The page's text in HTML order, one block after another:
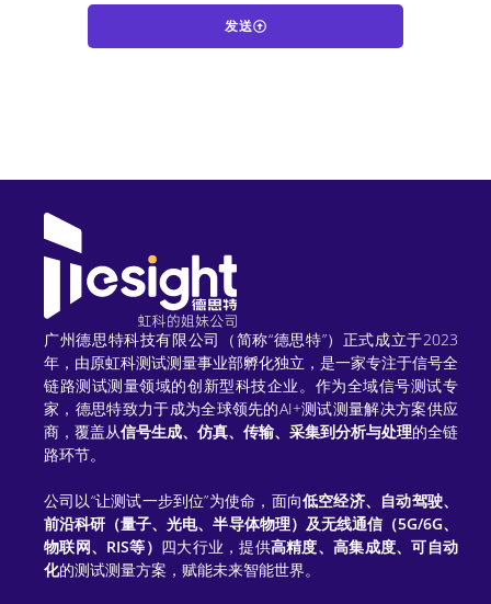
发送
e
a
t
i
v
e
广州德思特科技有限公司（简称“德思特”）正式成立于2023
年，由原虹科测试测量事业部孵化独立，是一家专注于信号全
链路测试测量领域的创新型科技企业。作为全域信号测试专
家，德思特致力于成为全球领先的AI+测试测量解决方案供应
商，覆盖从信号生成、仿真、传输、采集到分析与处理的全链
路环节。
公司以“让测试一步到位”为使命，面向低空经济、自动驾驶、
前沿科研（量子、光电、半导体物理）及无线通信（5G/6G、
物联网、RIS等） 四大行业，提供高精度、高集成度、可自动
化的测试测量方案，赋能未来智能世界。